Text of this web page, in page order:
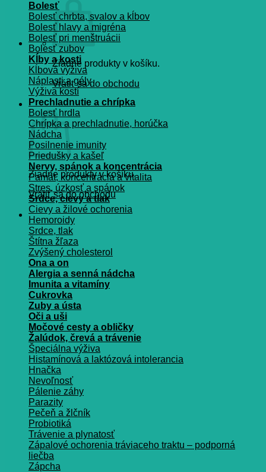
Žiadne produkty v košíku.
Vrátiť sa do obchodu
Košík
Žiadne produkty v košíku.
Vrátiť sa do obchodu
Bolesť
Bolesť chrbta, svalov a kĺbov
Bolesť hlavy a migréna
Bolesť pri menštruácii
Bolesť zubov
Kĺby a kosti
Kĺbová výživa
Náplasti a gély
Výživa kostí
Prechladnutie a chrípka
Bolesť hrdla
Chrípka a prechladnutie, horúčka
Nádcha
Posilnenie imunity
Priedušky a kašeľ
Nervy, spánok a koncentrácia
Pamät, koncentrácia a vitalita
Stres, úzkosť a spánok
Srdce, cievy a tlak
Cievy a žilové ochorenia
Hemoroidy
Srdce, tlak
Štítna žľaza
Zvýšený cholesterol
Ona a on
Alergia a senná nádcha
Imunita a vitamíny
Cukrovka
Zuby a ústa
Oči a uši
Močové cesty a obličky
Žalúdok, črevá a trávenie
Špeciálna výživa
Histamínová a laktózová intolerancia
Hnačka
Nevoľnosť
Pálenie záhy
Parazity
Pečeň a žlčník
Probiotiká
Trávenie a plynatosť
Zápalové ochorenia tráviaceho traktu – podporná
liečba
Zápcha